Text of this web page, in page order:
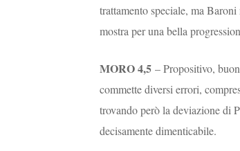
trattamento speciale, ma
mostra per una bella
MORO 4,5 – Propositivo,
commette diversi errori,
trovando però la deviazione di
decisamente dimenticabile.